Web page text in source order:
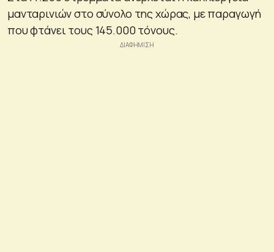
μανταρινιών στο σύνολο της χώρας, με παραγωγή
που φτάνει τους 145.000 τόνους.